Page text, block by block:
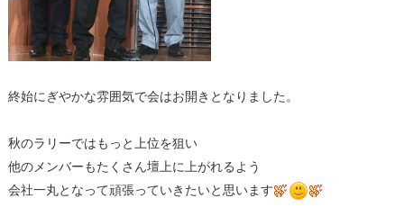
終始にぎやかな雰囲気で会はお開きとなりました。
秋のラリーではもっと上位を狙い
他のメンバーもたくさん壇上に上がれるよう
会社一丸となって頑張っていきたいと思います